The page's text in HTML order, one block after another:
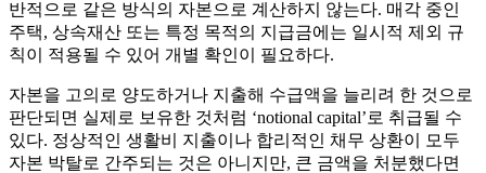
반적으로 같은 방식의 자본으로 계산하지 않는다. 매각 중인
주택, 상속재산 또는 특정 목적의 지급금에는 일시적 제외 규
칙이 적용될 수 있어 개별 확인이 필요하다.
자본을 고의로 양도하거나 지출해 수급액을 늘리려 한 것으로
판단되면 실제로 보유한 것처럼 ‘notional capital’로 취급될 수
있다. 정상적인 생활비 지출이나 합리적인 채무 상환이 모두
자본 박탈로 간주되는 것은 아니지만, 큰 금액을 처분했다면